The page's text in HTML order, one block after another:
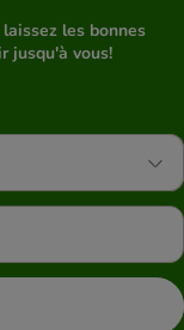
les bonnes
jusqu'à vous!